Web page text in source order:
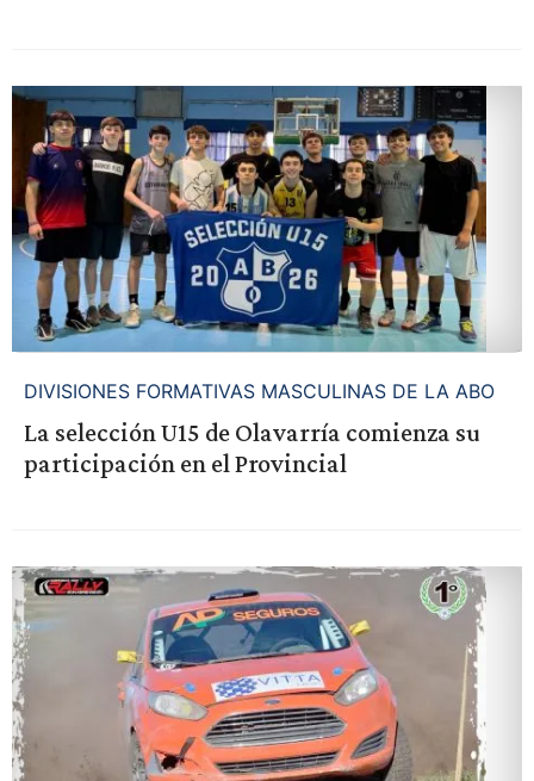
DIVISIONES FORMATIVAS MASCULINAS DE LA ABO
La selección U15 de Olavarría comienza su
participación en el Provincial